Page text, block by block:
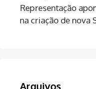
Representação
na criação de nova
Arquivos